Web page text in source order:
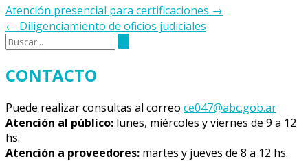
Navegación
de
la
entrada
Atención presencial para certificaciones →
← Diligenciamiento de oficios judiciales
CONTACTO
Puede realizar consultas al correo ce047@abc.gob.ar
Atención al público: lunes, miércoles y viernes de 9 a 12
hs.
Atención a proveedores: martes y jueves de 8 a 12 hs.